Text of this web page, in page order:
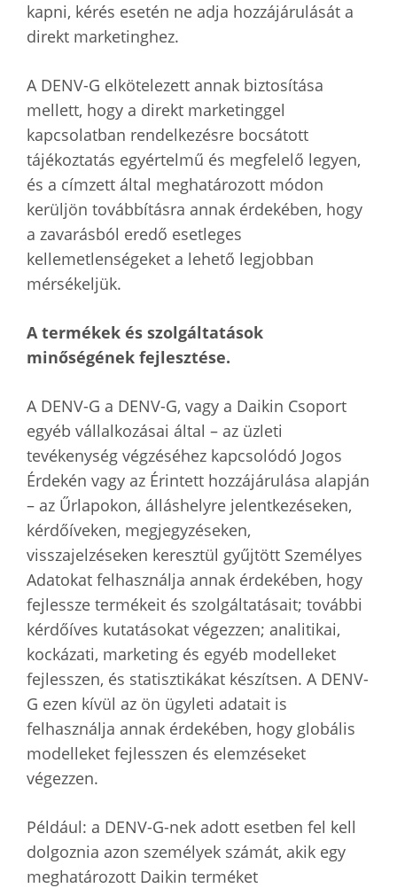
kapni, kérés esetén ne adja hozzájárulását a
direkt marketinghez.
A DENV-G elkötelezett annak biztosítása
mellett, hogy a direkt marketinggel
kapcsolatban rendelkezésre bocsátott
tájékoztatás egyértelmű és megfelelő legyen,
és a címzett által meghatározott módon
kerüljön továbbításra annak érdekében, hogy
a zavarásból eredő esetleges
kellemetlenségeket a lehető legjobban
mérsékeljük.
A termékek és szolgáltatások
minőségének fejlesztése.
A DENV-G a DENV-G, vagy a Daikin Csoport
egyéb vállalkozásai által – az üzleti
tevékenység végzéséhez kapcsolódó Jogos
Érdekén vagy az Érintett hozzájárulása alapján
– az Űrlapokon, álláshelyre jelentkezéseken,
kérdőíveken, megjegyzéseken,
visszajelzéseken keresztül gyűjtött Személyes
Adatokat felhasználja annak érdekében, hogy
fejlessze termékeit és szolgáltatásait; további
kérdőíves kutatásokat végezzen; analitikai,
kockázati, marketing és egyéb modelleket
fejlesszen, és statisztikákat készítsen. A DENV-
G ezen kívül az ön ügyleti adatait is
felhasználja annak érdekében, hogy globális
modelleket fejlesszen és elemzéseket
végezzen.
Például: a DENV-G-nek adott esetben fel kell
dolgoznia azon személyek számát, akik egy
meghatározott Daikin terméket